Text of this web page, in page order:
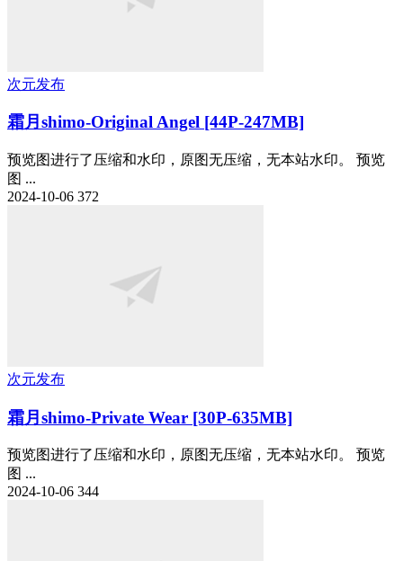
次元发布
霜月shimo-Original Angel [44P-247MB]
预览图进行了压缩和水印，原图无压缩，无本站水印。 预览
图 ...
2024-10-06 372
次元发布
霜月shimo-Private Wear [30P-635MB]
预览图进行了压缩和水印，原图无压缩，无本站水印。 预览
图 ...
2024-10-06 344